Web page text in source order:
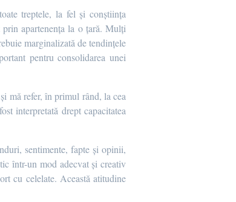
treptele, la fel și conștiința
apartenența la o țară. Mulți
marginalizată de tendințele
pentru consolidarea unei
mă refer, în primul rând, la cea
interpretată drept capacitatea
sentimente, fapte și opinii,
într-un mod adecvat și creativ
cu celelate. Această atitudine